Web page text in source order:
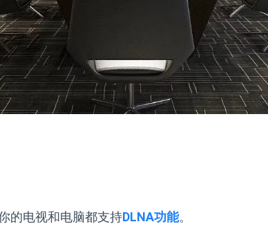
的电视和电脑都支持DLNA功能。